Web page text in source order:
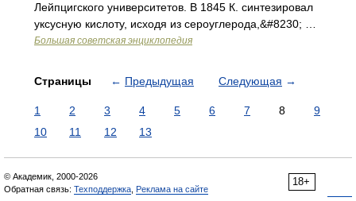
Лейпцигского университетов. В 1845 К. синтезировал
уксусную кислоту, исходя из сероуглерода,&#8230; …
Большая советская энциклопедия
Страницы ← Предыдущая Следующая →
1 2 3 4 5 6 7 8
9
10
11 12 13
18+
© Академик, 2000-2026
Обратная связь: Техподдержка Реклама на сайте